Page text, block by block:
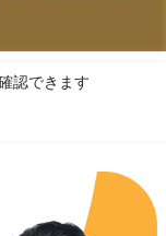
認できます